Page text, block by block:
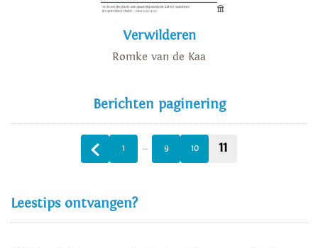
Verwilderen
Romke van de Kaa
Berichten paginering
1 … 9 10 11
Leestips ontvangen?